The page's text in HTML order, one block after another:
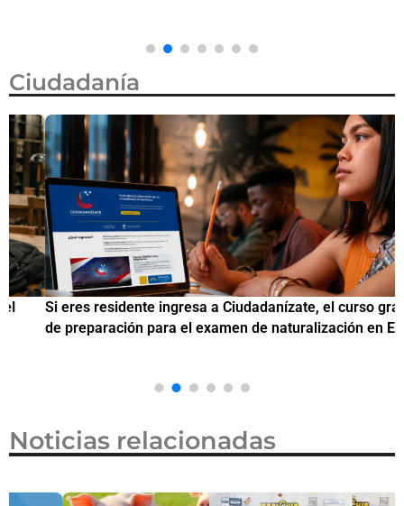
Ciudadanía
Si eres residente ingresa a Ciudadanízate, el curso gratuito
de preparación para el examen de naturalización en EUA
Noticias relacionadas